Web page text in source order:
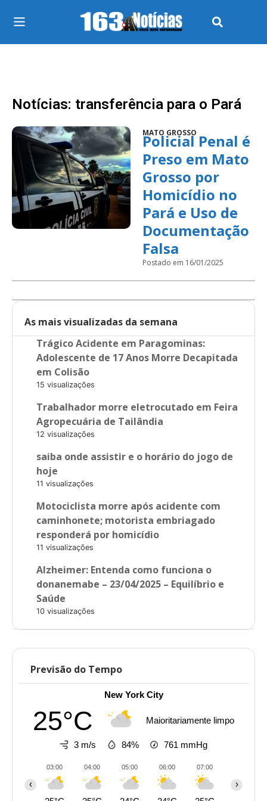
Notícias: transferência para o Pará
MATO GROSSO
Policial Penal é
Preso em Mato
Grosso por
Homicídio no
Pará e Uso de
Documentação
Falsa
Postado em 16/01/2025
As mais visualizadas da semana
Trágico Acidente em Paragominas:
Adolescente de 17 Anos Morre Decapitada
em Colisão
15 visualizações
Trabalhador morre eletrocutado em Feira
Agropecuária de Tailândia
12 visualizações
saiba onde assistir e o horário do jogo de
hoje
11 visualizações
Motociclista morre após acidente com
caminhonete; motorista embriagado
responderá por homicídio
11 visualizações
Alzheimer: Entenda como funciona o
donanemabe – 23/04/2025 – Equilíbrio e
Saúde
10 visualizações
Previsão do Tempo
New York City
25°C Maioritariamente limpo
3 m/s 84% 761 mmHg
03:00 04:00 05:00 06:00 07:00
‹ ›